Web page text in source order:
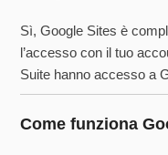
Sì, Google Sites è
l’accesso con il tuo
Suite hanno accesso a
Come funziona